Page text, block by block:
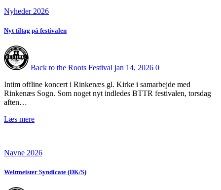
Nyheder 2026
Nyt tiltag på festivalen
Back to the Roots Festival jan 14, 2026 0
Intim offline koncert i Rinkenæs gl. Kirke i samarbejde med
Rinkenæs Sogn. Som noget nyt indledes BTTR festivalen, torsdag
aften…
Læs mere
Navne 2026
Weltmeister Syndicate (DK/S)